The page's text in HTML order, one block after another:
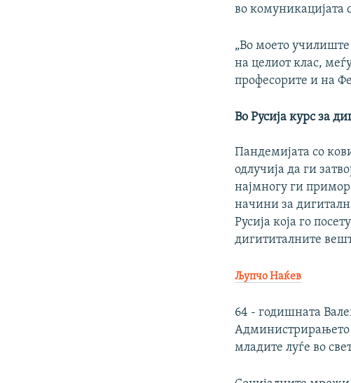
во комуникацијата
„Во моето
на целиот клас,
професорите и на
Во Русија курс за
Пандемијата со
одлучија да ги
најмногу ги
начини за
Русија која го
дигититалните
Љупчо Наќев
64 - годишната
Администрирањето
младите луѓе во